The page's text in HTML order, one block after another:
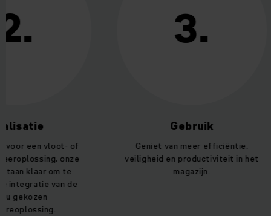
voor een vloot- of
onze
klaar om te
integratie van de
u gekozen
3.
Gebruik
Geniet van meer efficiëntie,
veiligheid en productiviteit in het
magazijn.